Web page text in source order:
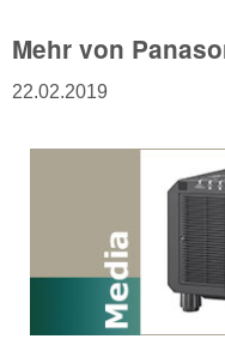
Mehr von
22.02.2019